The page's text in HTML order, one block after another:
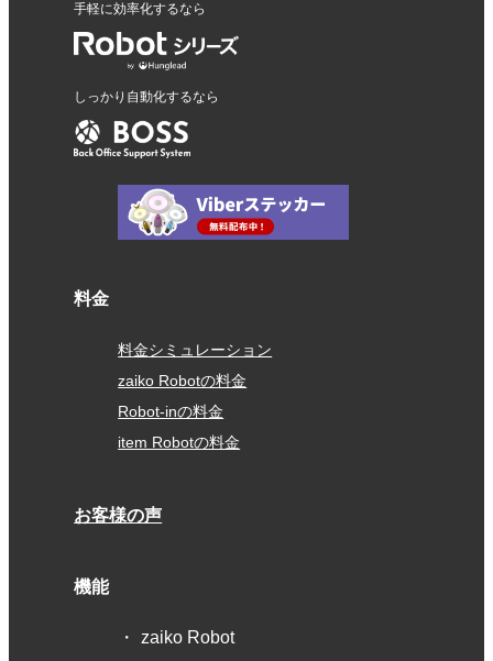
手軽に効率化するなら
しっかり自動化するなら
料金
料金シミュレーション
zaiko Robotの料金
Robot-inの料金
item Robotの料金
お客様の声
機能
zaiko Robot